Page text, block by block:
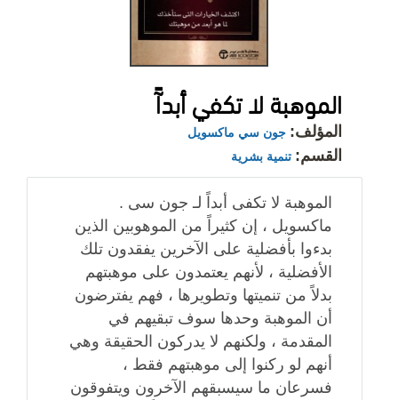
الموهبة لا تكفي أبدآً
المؤلف: جون سي ماكسويل
القسم: تنمية بشرية
الموهبة لا تكفى أبداً لـ جون سى .
ماكسويل ، إن كثيراً من الموهوبين الذين
بدءوا بأفضلية على الآخرين يفقدون تلك
الأفضلية ، لأنهم يعتمدون على موهبتهم
بدلاً من تنميتها وتطويرها ، فهم يفترضون
أن الموهبة وحدها سوف تبقيهم في
المقدمة ، ولكنهم لا يدركون الحقيقة وهي
أنهم لو ركنوا إلى موهبتهم فقط ،
فسرعان ما سيسبقهم الآخرون ويتفوقون